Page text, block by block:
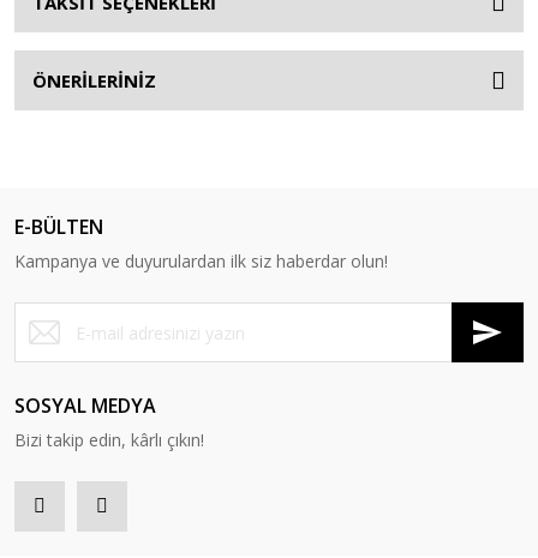
ÖNERİLERİNİZ
E-BÜLTEN
Kampanya ve duyurulardan ilk siz haberdar olun!
SOSYAL MEDYA
Bizi takip edin, kârlı çıkın!